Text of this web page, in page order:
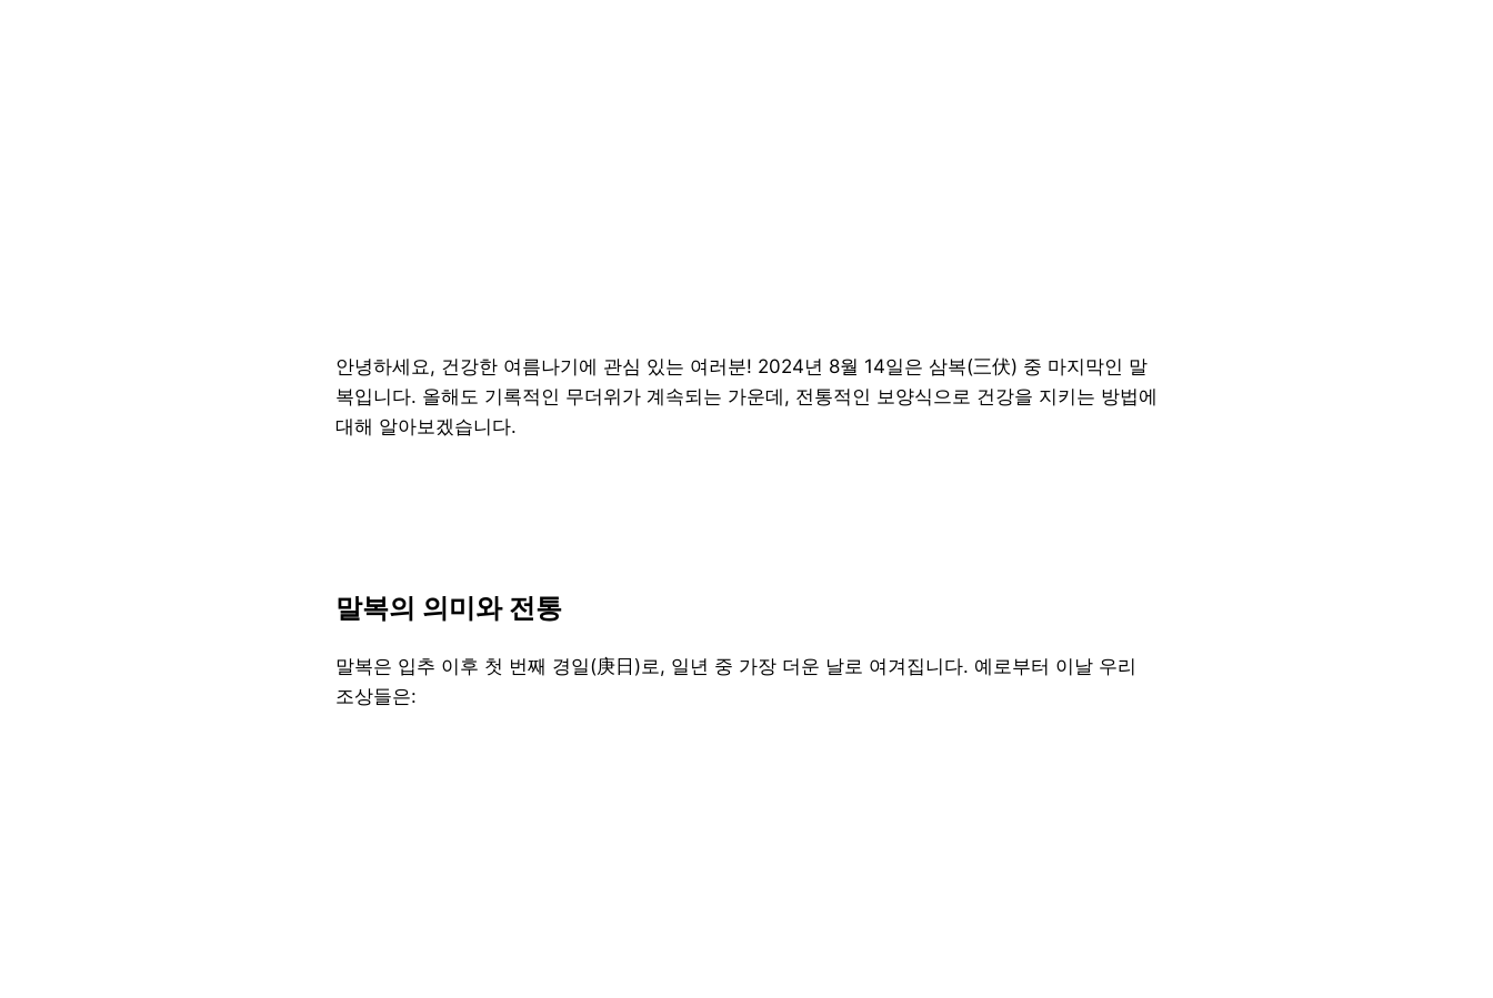
안녕하세요, 건강한 여름나기에 관심 있는 여러분! 2024년 8월 14일은 삼복(三伏) 중 마지막인 말
복입니다. 올해도 기록적인 무더위가 계속되는 가운데, 전통적인 보양식으로 건강을 지키는 방법에
대해 알아보겠습니다.
말복의 의미와 전통
말복은 입추 이후 첫 번째 경일(庚日)로, 일년 중 가장 더운 날로 여겨집니다. 예로부터 이날 우리
조상들은: